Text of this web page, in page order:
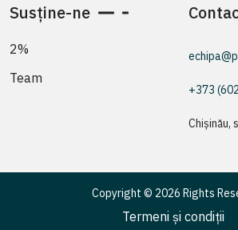
Susține-ne
2%
Team
+373
Chișinău,
Copyright © 2026 Rights
Termeni și condiții